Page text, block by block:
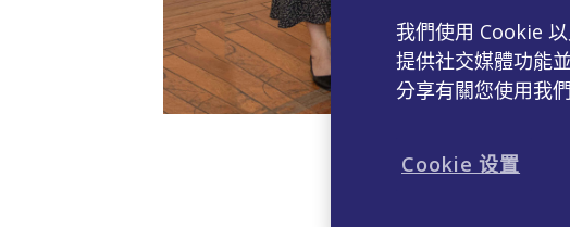
暉致醫藥與陽
我們使用 Cookie
提供社交媒體功能
分享有關您使用我
Cookie 设置